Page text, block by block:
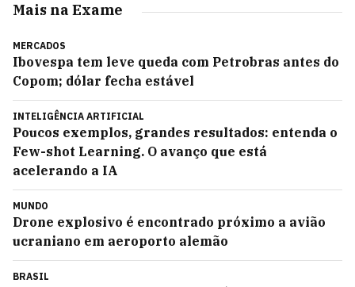
Mais na Exame
MERCADOS
Ibovespa tem leve queda com Petrobras antes do
Copom; dólar fecha estável
INTELIGÊNCIA ARTIFICIAL
Poucos exemplos, grandes resultados: entenda o
Few-shot Learning. O avanço que está
acelerando a IA
MUNDO
Drone explosivo é encontrado próximo a avião
ucraniano em aeroporto alemão
BRASIL